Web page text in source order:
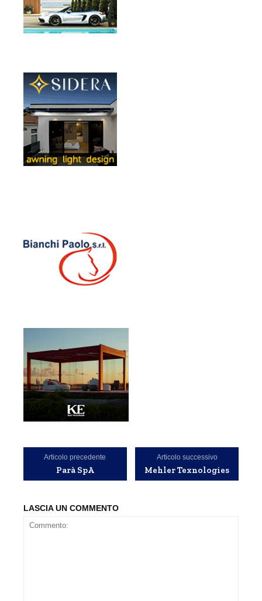
Articolo precedente
Parà SpA
Articolo successivo
Mehler Texnologies
LASCIA UN COMMENTO